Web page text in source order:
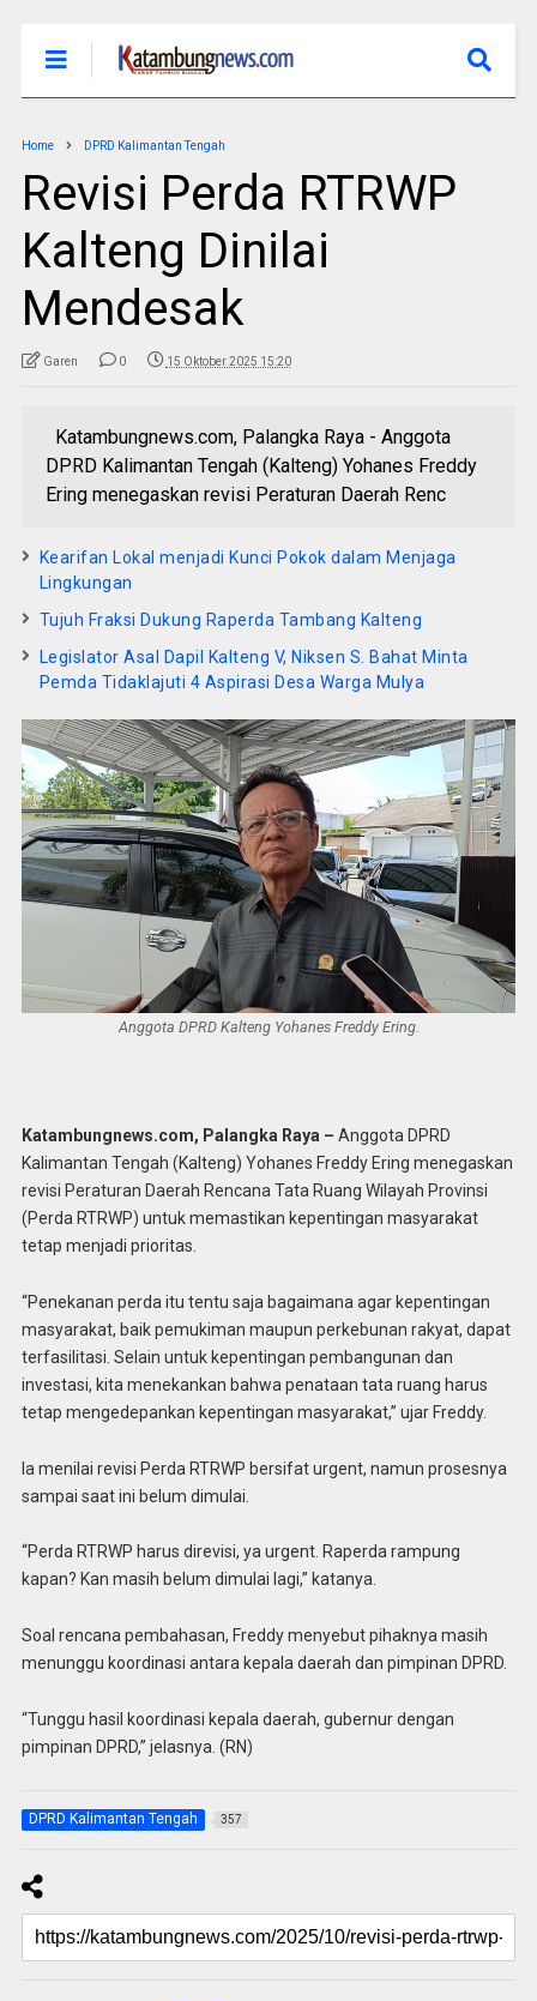
Home DPRD Kalimantan Tengah
Revisi Perda RTRWP
Kalteng Dinilai
Mendesak
Garen 0 15 Oktober 2025 15:20
Katambungnews.com, Palangka Raya - Anggota
DPRD Kalimantan Tengah (Kalteng) Yohanes Freddy
Ering menegaskan revisi Peraturan Daerah Renc
Kearifan Lokal menjadi Kunci Pokok dalam Menjaga
Lingkungan
Tujuh Fraksi Dukung Raperda Tambang Kalteng
Legislator Asal Dapil Kalteng V, Niksen S. Bahat Minta
Pemda Tidaklajuti 4 Aspirasi Desa Warga Mulya
Anggota DPRD Kalteng Yohanes Freddy Ering.
Katambungnews.com, Palangka Raya – Anggota DPRD
Kalimantan Tengah (Kalteng) Yohanes Freddy Ering menegaskan
revisi Peraturan Daerah Rencana Tata Ruang Wilayah Provinsi
(Perda RTRWP) untuk memastikan kepentingan masyarakat
tetap menjadi prioritas.
“Penekanan perda itu tentu saja bagaimana agar kepentingan
masyarakat, baik pemukiman maupun perkebunan rakyat, dapat
terfasilitasi. Selain untuk kepentingan pembangunan dan
investasi, kita menekankan bahwa penataan tata ruang harus
tetap mengedepankan kepentingan masyarakat,” ujar Freddy.
Ia menilai revisi Perda RTRWP bersifat urgent, namun prosesnya
sampai saat ini belum dimulai.
“Perda RTRWP harus direvisi, ya urgent. Raperda rampung
kapan? Kan masih belum dimulai lagi,” katanya.
Soal rencana pembahasan, Freddy menyebut pihaknya masih
menunggu koordinasi antara kepala daerah dan pimpinan DPRD.
“Tunggu hasil koordinasi kepala daerah, gubernur dengan
pimpinan DPRD,” jelasnya. (RN)
DPRD Kalimantan Tengah 357